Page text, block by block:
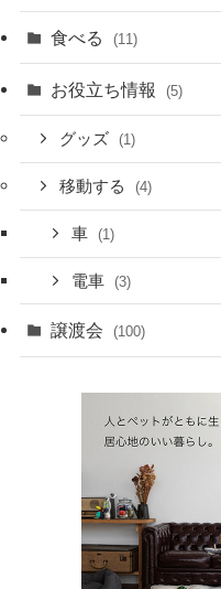
食べる (11)
お役立ち情報 (5)
グッズ (1)
移動する (4)
車 (1)
電車 (3)
譲渡会 (100)